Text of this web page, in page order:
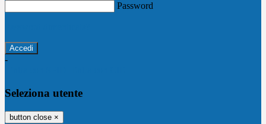
Password
-
Seleziona utente
button close ×